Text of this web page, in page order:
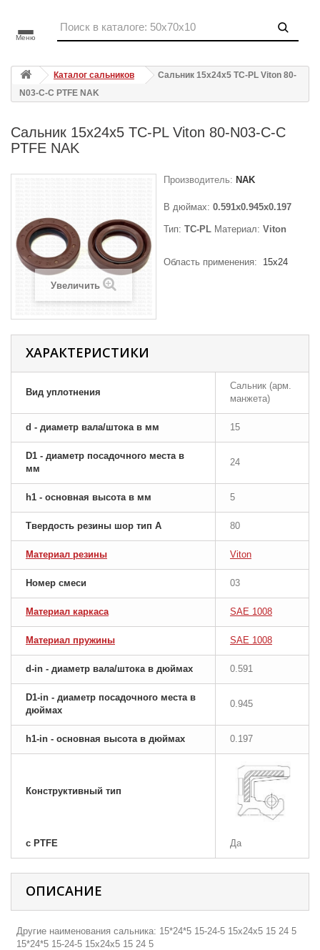
Меню
Каталог сальников
Сальник 15x24x5 TC-PL Viton 80-
N03-C-C PTFE NAK
Сальник 15x24x5 TC-PL Viton 80-N03-C-C
PTFE NAK
Увеличить
Производитель: NAK
В дюймах: 0.591x0.945x0.197
Тип: TC-PL Материал: Viton
Область применения: 15x24
ХАРАКТЕРИСТИКИ
Вид уплотнения
Сальник (арм.
манжета)
d - диаметр вала/штока в мм 15
D1 - диаметр посадочного места в
мм
24
h1 - основная высота в мм 5
Твердость резины шор тип A 80
Материал резины Viton
Номер смеси 03
Материал каркаса SAE 1008
Материал пружины SAE 1008
d-in - диаметр вала/штока в дюймах 0.591
D1-in - диаметр посадочного места в
дюймах
0.945
h1-in - основная высота в дюймах 0.197
Конструктивный тип
с PTFE Да
ОПИСАНИЕ
Другие наименования сальника: 15*24*5 15-24-5 15х24х5 15 24 5
15*24*5 15-24-5 15х24х5 15 24 5